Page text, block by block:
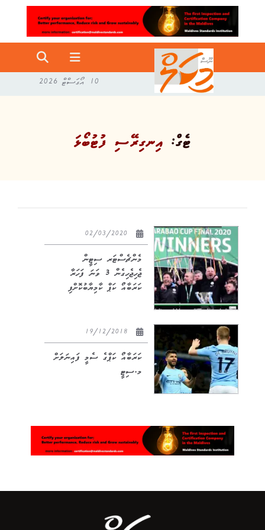
10 އޯގަސްޓް 2026
ޓެގް: އިނގިރޭސި ފުޓުބޯޅަ
މެންޗެސްޓަރ ސިޓީން
ޖެހިޖެހިގެން 3 ވަނަ ފަހަރާ
ކަރަބާއޯ ކަޕް ކާމިޔާބުކޮށްފި
ކަރަބާއޯ ކަޕްގެ ސެމީ ފައިނަލަށް
މ.ސިޓީ